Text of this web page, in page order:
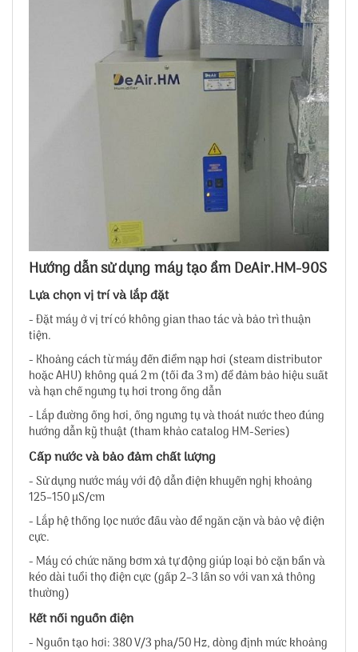
Hướng dẫn sử dụng máy tạo ẩm DeAir.HM-90S
Lựa chọn vị trí và lắp đặt
- Đặt máy ở vị trí có không gian thao tác và bảo trì thuận
tiện.
- Khoảng cách từ máy đến điểm nạp hơi (steam distributor
hoặc AHU) không quá 2 m (tối đa 3 m) để đảm bảo hiệu suất
và hạn chế ngưng tụ hơi trong ống dẫn
- Lắp đường ống hơi, ống ngưng tụ và thoát nước theo đúng
hướng dẫn kỹ thuật (tham khảo catalog HM-Series)
Cấp nước và bảo đảm chất lượng
- Sử dụng nước máy với độ dẫn điện khuyến nghị khoảng
125–150 µS/cm
- Lắp hệ thống lọc nước đầu vào để ngăn cặn và bảo vệ điện
cực.
- Máy có chức năng bơm xả tự động giúp loại bỏ cặn bẩn và
kéo dài tuổi thọ điện cực (gấp 2–3 lần so với van xả thông
thường)
Kết nối nguồn điện
- Nguồn tạo hơi: 380 V/3 pha/50 Hz, dòng định mức khoảng